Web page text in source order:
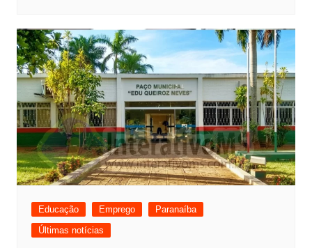
Educação Emprego
Paranaíba
Últimas notícias